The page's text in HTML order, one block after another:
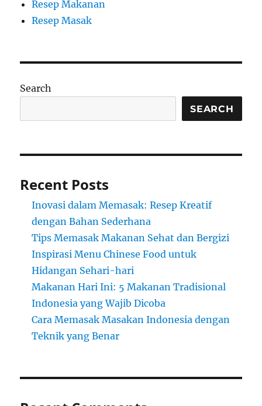
Resep Makanan
Resep Masak
Search
SEARCH
Recent Posts
Inovasi dalam Memasak: Resep Kreatif
dengan Bahan Sederhana
Tips Memasak Makanan Sehat dan Bergizi
Inspirasi Menu Chinese Food untuk
Hidangan Sehari-hari
Makanan Hari Ini: 5 Makanan Tradisional
Indonesia yang Wajib Dicoba
Cara Memasak Masakan Indonesia dengan
Teknik yang Benar